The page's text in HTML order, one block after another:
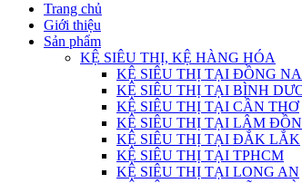
Trang chủ
Giới thiệu
Sản phẩm
KỆ SIÊU THỊ, KỆ HÀNG HÓA
KỆ SIÊU THỊ TẠI ĐỒNG
KỆ SIÊU THỊ TẠI BÌNH
KỆ SIÊU THỊ TẠI CẦN THƠ
KỆ SIÊU THỊ TẠI LÂM
KỆ SIÊU THỊ TẠI ĐẮK LẮK
KỆ SIÊU THỊ TẠI TPHCM
KỆ SIÊU THỊ TẠI LONG AN